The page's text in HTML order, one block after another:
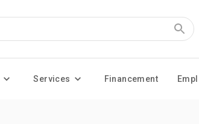
Services Financement